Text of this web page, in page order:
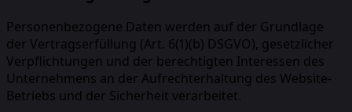
Personenbezogene Daten werden auf der Grundlage
der Vertragserfüllung (Art. 6(1)(b) DSGVO), gesetzlicher
Verpflichtungen und der berechtigten Interessen des
Unternehmens an der Aufrechterhaltung des Website-
Betriebs und der Sicherheit verarbeitet.